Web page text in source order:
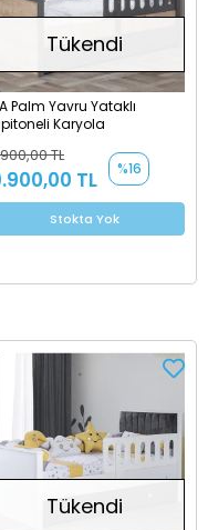
Tükendi
Palm Yavru Yataklı
Karyola
TL
TL %16
Stokta Yok
Tükendi